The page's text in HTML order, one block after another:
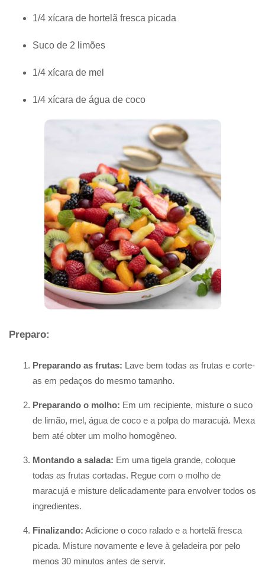
1/4 xícara de hortelã fresca picada
Suco de 2 limões
1/4 xícara de mel
1/4 xícara de água de coco
Preparo:
Preparando as frutas: Lave bem todas as frutas e corte-
as em pedaços do mesmo tamanho.
Preparando o molho: Em um recipiente, misture o suco
de limão, mel, água de coco e a polpa do maracujá. Mexa
bem até obter um molho homogêneo.
Montando a salada: Em uma tigela grande, coloque
todas as frutas cortadas. Regue com o molho de
maracujá e misture delicadamente para envolver todos os
ingredientes.
Finalizando: Adicione o coco ralado e a hortelã fresca
picada. Misture novamente e leve à geladeira por pelo
menos 30 minutos antes de servir.